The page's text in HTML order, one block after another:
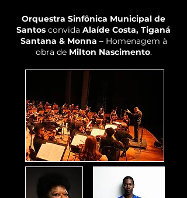
Orquestra Sinfônica Municipal de
Santos convida Alaíde Costa, Tiganá
Santana & Monna – Homenagem à
obra de Milton Nascimento.